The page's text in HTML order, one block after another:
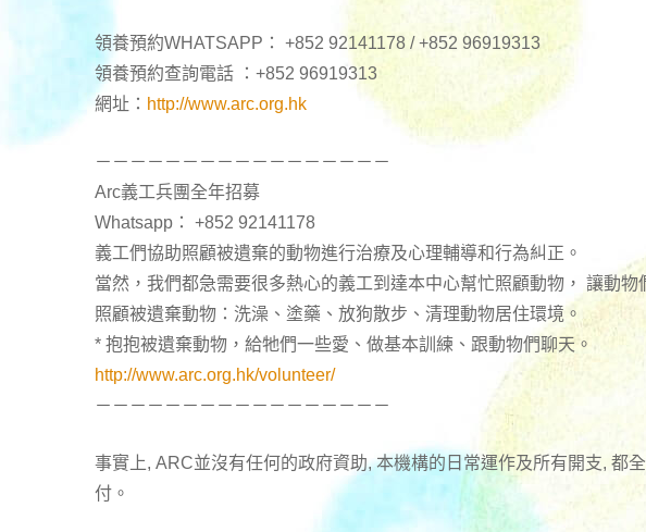
領養預約WHATSAPP： +852 92141178 / +852 96919313
領養預約查詢電話 ：+852 96919313
網址： http://www.arc.org.hk
－－－－－－－－－－－－－－－－－
Arc義工兵團全年招募
Whatsapp： +852 92141178
義工們協助照顧被遺棄的動物進行治療及心理輔導和行為糾正。
當然，我們都急需要很多熱心的義工到達本中心幫忙照顧動物， 讓動物
照顧被遺棄動物：洗澡、塗藥、放狗散步、清理動物居住環境。
* 抱抱被遺棄動物，給牠們一些愛、做基本訓練、跟動物們聊天。
http://www.arc.org.hk/volunteer/
－－－－－－－－－－－－－－－－－
事實上, ARC並沒有任何的政府資助, 本機構的日常運作及所有開支, 都
付。